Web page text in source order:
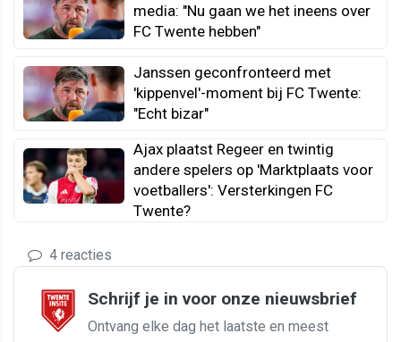
media: "Nu gaan we het ineens over
FC Twente hebben"
Janssen geconfronteerd met
'kippenvel'-moment bij FC Twente:
"Echt bizar"
Ajax plaatst Regeer en twintig
andere spelers op 'Marktplaats voor
voetballers': Versterkingen FC
Twente?
4 reacties
Schrijf je in voor onze nieuwsbrief
Ontvang elke dag het laatste en meest